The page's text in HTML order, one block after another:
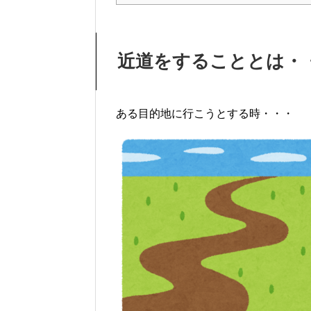
近道をすることとは・
ある目的地に行こうとする時・・・